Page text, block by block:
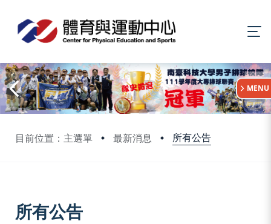
目前位置：主選單 最新消息 所有公告
:::
MENU
所有公告